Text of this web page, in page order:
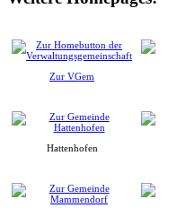
Zur VGem
Hattenhofen